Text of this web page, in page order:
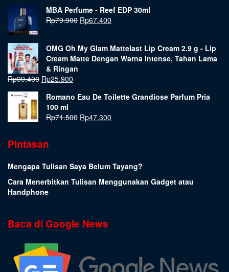
MBA Perfume - Reef EDP 30ml
Rp79.900 Rp67.400
OMG Oh My Glam Mattelast Lip Cream 2.9 g - Lip
Cream Matte Dengan Warna Intense, Tahan Lama
& Ringan
Rp99.400 Rp25.900
Romano Eau De Toilette Grandiose Parfum Pria
100 ml
Rp71.500 Rp47.300
Pintasan
Mengapa Tulisan Saya Belum Tayang?
Cara Menerbitkan Tulisan Menggunakan Gadget atau
Handphone
Baca di Google News